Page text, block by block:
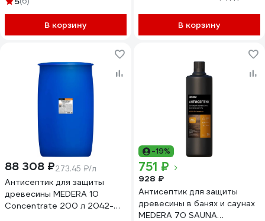
В корзину
работ 5 л 2009-5
В корзину
88 308 ₽273.45 ₽/л
Антисептик для защиты
древесины MEDERA 10
Concentrate 200 л 2042-
-19%
751 ₽
928 ₽
Антисептик для защиты
древесины в банях и саунах
MEDERA 70 SAUNA